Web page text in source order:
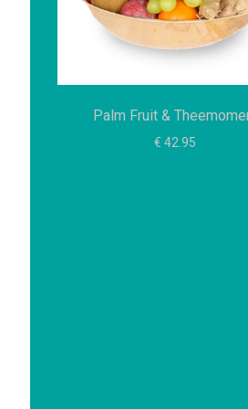
Palm Fruit &
€ 42.95